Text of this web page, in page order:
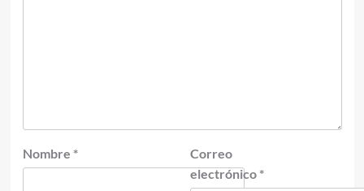
Nombre *
Correo
electrónico *